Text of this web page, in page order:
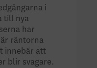
i
till nya
har
räntorna
innebär att
blir svagare.